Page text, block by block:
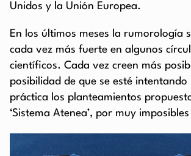
Unidos y la Unión Europea.
En los últimos meses la rumorología
cada vez más fuerte en algunos
científicos. Cada vez creen más
posibilidad de que se esté intentando
práctica los planteamientos
‘Sistema Atenea’, por muy